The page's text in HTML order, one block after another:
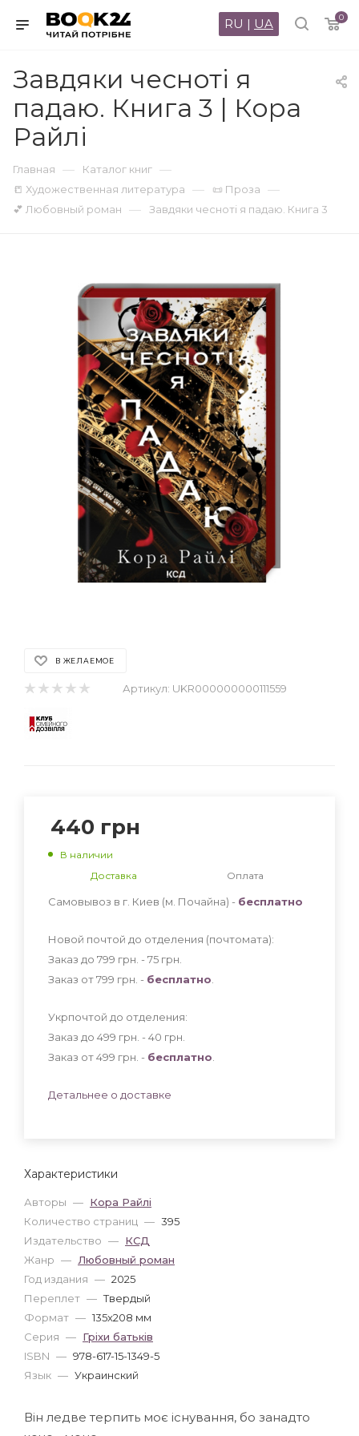
0
RU | UA
Завдяки чесноті я
падаю. Книга 3 | Кора
Райлі
Главная — Каталог книг —
📒 Художественная литература — 📜 Проза —
💕 Любовный роман — Завдяки чесноті я падаю. Книга 3
В ЖЕЛАЕМОЕ
Артикул: UKR000000000111559
Характеристики
Авторы — Кора Райлі
Количество страниц — 395
Издательство — КСД
Жанр — Любовный роман
Год издания — 2025
Переплет — Твердый
Формат — 135x208 мм
Серия — Гріхи батьків
ISBN — 978-617-15-1349-5
Язык — Украинский
440 грн
В наличии
Доставка
Оплата
Самовывоз в г. Киев (м. Почайна) - бесплатно
Новой почтой до отделения (почтомата):
Заказ до 799 грн. - 75 грн
Заказ от 799 грн. - бесплатно
Укрпочтой до отделения:
Заказ до 499 грн. - 40 грн
Заказ от 499 грн. - бесплатно
Детальнее о доставке
Він ледве терпить моє існування, бо занадто